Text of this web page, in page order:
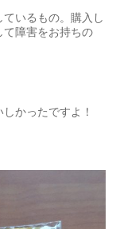
いるもの。購入し
て障害をお持ちの
かったですよ！